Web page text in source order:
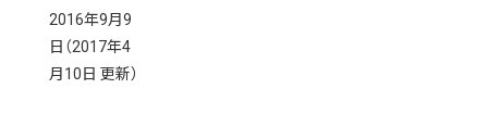
2016年9月9
日 （2017年4
月10日 更新）